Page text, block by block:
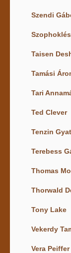
Szendi
Taisen
Tamási
Tari
Ted Clever
Tenzin
Terebess
Thomas
Thorwald
Tony Lake
Vekerdy
Vera Peiffer